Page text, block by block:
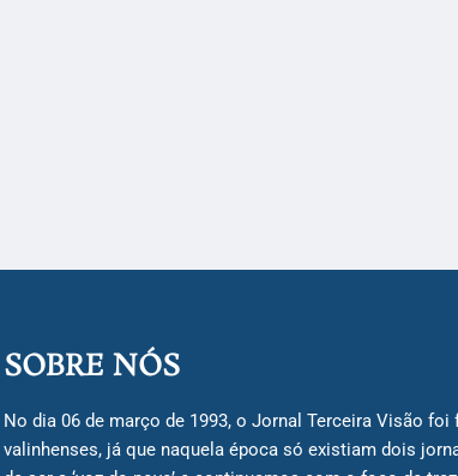
SOBRE NÓS
No dia 06 de março de 1993, o Jornal Terceira Visão
valinhenses, já que naquela época só existiam dois